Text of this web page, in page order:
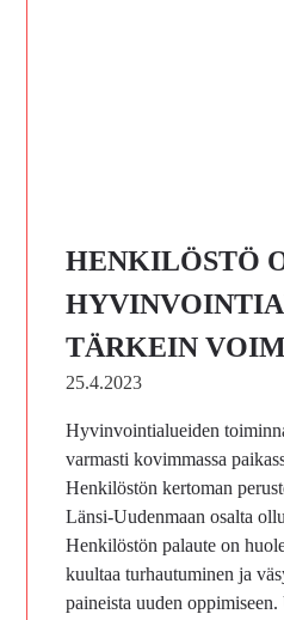
HENKILÖSTÖ
TÄRKEIN
25.4.2023
Hyvinvointialueiden
varmasti kovimmassa
Henkilöstön kertoman
Länsi-Uudenmaan osalta
Henkilöstön palaute on
kuultaa turhautuminen ja
paineista uuden